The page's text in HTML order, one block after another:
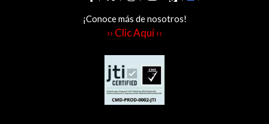
¡Conoce más de nosotros!
›› Clic Aquí ‹‹